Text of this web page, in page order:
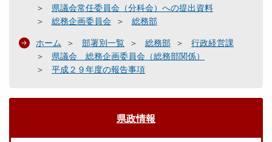
県議会常任委員会（分科会）への提出資料
総務企画委員会
総務部
ホーム 部署別一覧 総務部
行政経営課
県議会 総務企画委員会（総務部関係）
平成２９年度の報告事項
県政情報